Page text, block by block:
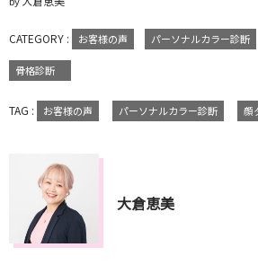
CATEGORY : お客様の声 パーソナルカラー診断
骨格診断
TAG : お客様の声 パーソナルカラー診断 顔
大倉恵美